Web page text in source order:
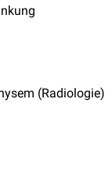
(Radiologie)